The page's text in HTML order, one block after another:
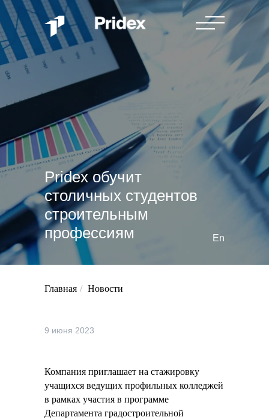
Pridex обучит
столичных студентов
строительным
профессиям
En
Главная / Новости
9 июня 2023
Компания приглашает на стажировку
учащихся ведущих профильных колледжей
в рамках участия в программе
Департамента градостроительной